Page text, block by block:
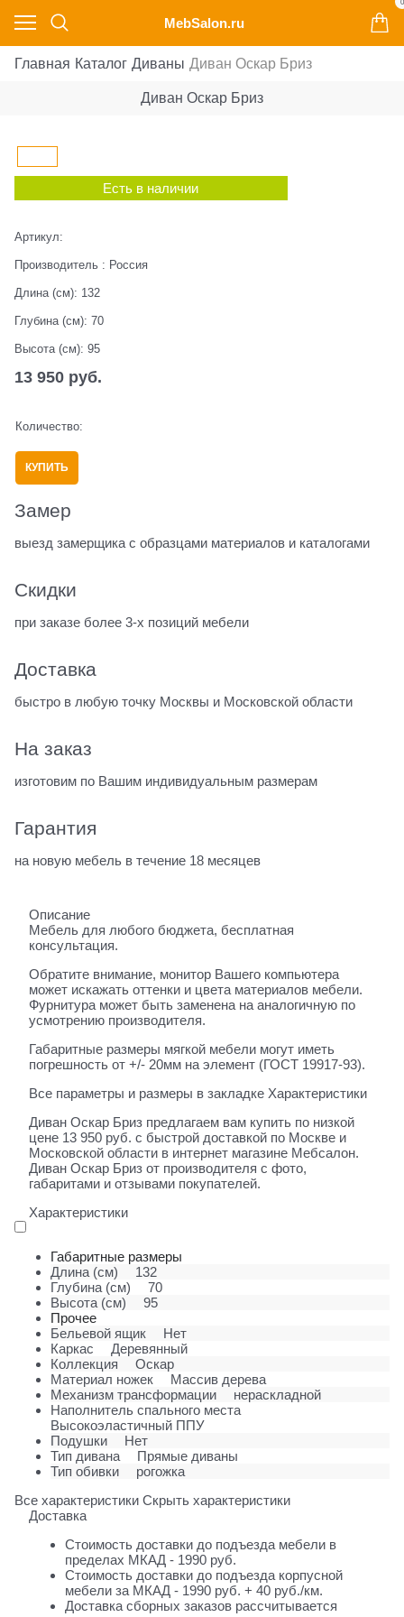
MebSalon.ru
0
Главная Каталог Диваны Диван Оскар Бриз
Диван Оскар Бриз
Есть в наличии
Артикул:
Производитель : Россия
Длина (см): 132
Глубина (см): 70
Высота (см): 95
13 950 руб.
Количество:
КУПИТЬ
Замер
выезд замерщика с образцами материалов и каталогами
Скидки
при заказе более 3-х позиций мебели
Доставка
быстро в любую точку Москвы и Московской области
На заказ
изготовим по Вашим индивидуальным размерам
Гарантия
на новую мебель в течение 18 месяцев
Описание
Мебель для любого бюджета, бесплатная
консультация.
Обратите внимание, монитор Вашего компьютера
может искажать оттенки и цвета материалов мебели.
Фурнитура может быть заменена на аналогичную по
усмотрению производителя.
Габаритные размеры мягкой мебели могут иметь
погрешность от +/- 20мм на элемент (ГОСТ 19917-93).
Все параметры и размеры в закладке Характеристики
Диван Оскар Бриз предлагаем вам купить по низкой
цене 13 950 руб. с быстрой доставкой по Москве и
Московской области в интернет магазине Мебсалон.
Диван Оскар Бриз от производителя с фото,
габаритами и отзывами покупателей.
Характеристики
Габаритные размеры
Длина (см)
132
Глубина (см)
70
Высота (см)
95
Прочее
Бельевой ящик
Нет
Каркас
Деревянный
Коллекция
Оскар
Материал ножек
Массив дерева
Механизм трансформации
нераскладной
Наполнитель спального места
Высокоэластичный ППУ
Подушки
Нет
Тип дивана
Прямые диваны
Тип обивки
рогожка
Все характеристики Скрыть характеристики
Доставка
Стоимость доставки до подъезда мебели в
пределах МКАД - 1990 руб.
Стоимость доставки до подъезда корпусной
мебели за МКАД - 1990 руб. + 40 руб./км.
Доставка сборных заказов рассчитывается